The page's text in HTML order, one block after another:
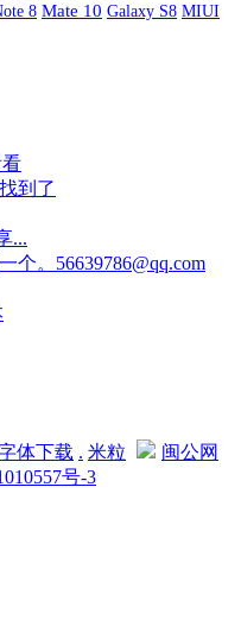
8 Mate 10 Galaxy S8 MIUI
到了
...
个。56639786@qq.com
体下载 . 米粒
闽公网
号-3